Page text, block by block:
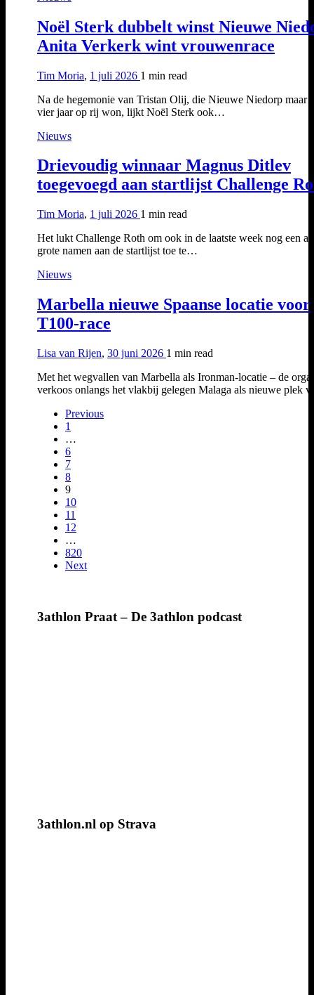
Noël Sterk dubbelt winst Nieuwe
Anita Verkerk wint vrouwenrace
Tim Moria, 1 juli 2026 1 min read
Na de hegemonie van Tristan Olij, die Nieuwe Niedorp maar
vier jaar op rij won, lijkt Noël Sterk ook…
Nieuws
Drievoudig winnaar Magnus Ditlev
toegevoegd aan startlijst Challenge
Tim Moria, 1 juli 2026 1 min read
Het lukt Challenge Roth om ook in de laatste week nog een
grote namen aan de startlijst toe te…
Nieuws
Marbella nieuwe Spaanse locatie voor
T100-race
Lisa van Rijen, 30 juni 2026 1 min read
Met het wegvallen van Marbella als Ironman-locatie – de
verkoos onlangs het vlakbij gelegen Malaga als nieuwe plek
Previous
1
…
6
7
8
9
10
11
12
…
820
Next
3athlon Praat – De 3athlon podcast
3athlon.nl op Strava